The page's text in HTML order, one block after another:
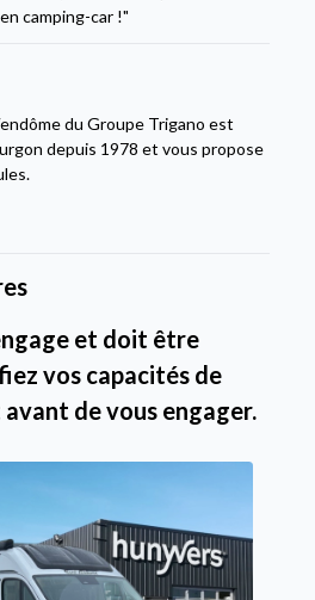
camping-car !"
du Groupe Trigano est
depuis 1978 et vous propose
et doit être
vos capacités de
de vous engager.